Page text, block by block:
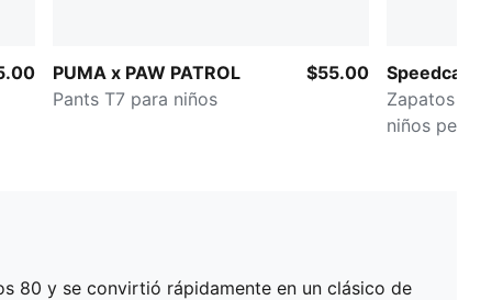
PUMA x PAW PATROL
Pants T7 para niños
$55.00
Speedcat
Zapatos
niños
80 y se convirtió rápidamente en un clásico de